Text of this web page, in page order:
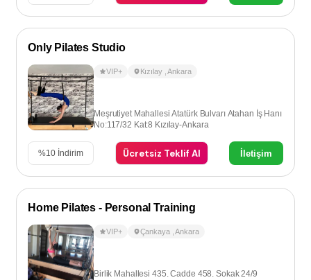
Only Pilates Studio
VIP+ Kızılay ,Ankara
Meşrutiyet Mahallesi Atatürk Bulvarı Atahan İş Hanı
No:117/32 Kat:8 Kızılay-Ankara
%10 İndirim Ücretsiz Teklif Al İletişim
Home Pilates - Personal Training
VIP+ Çankaya ,Ankara
Birlik Mahallesi 435. Cadde 458. Sokak 24/9